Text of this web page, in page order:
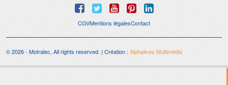
CGVMentions légalesContact
© 2026 - Motralec, All rights reserved. | Création :Alphalives Multimédia